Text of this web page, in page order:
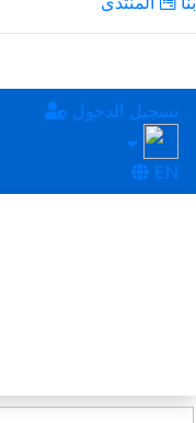
تسجيل الدخول
EN